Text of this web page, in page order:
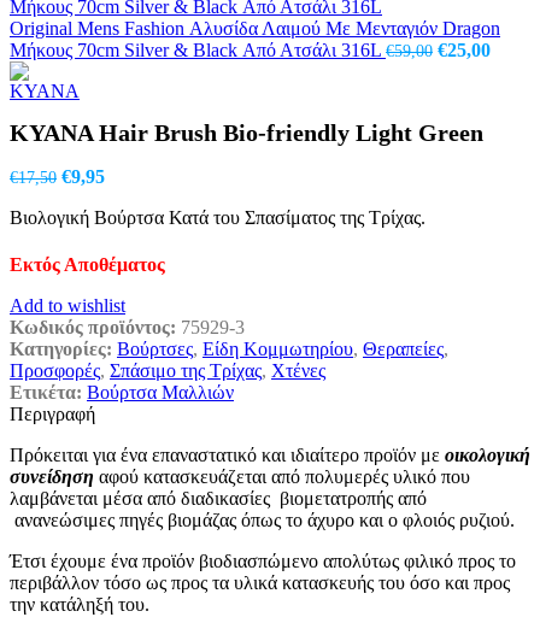
€55,60.είναι:
€36,50.
Original Mens Fashion Αλυσίδα Λαιμού Με Μενταγιόν Dragon
Μήκους 70cm Silver & Black Από Ατσάλι 316L €59,00 Original
€25,00Η
KYANA Hair Brush Bio-friendly Light Green
€17,50 Original
was:
€9,95Η
τιμή
€9,95.
Βιολογική Βούρτσα Κατά του Σπασίματος της Τρίχας.
Εκτός Αποθέματος
Add to wishlist
Κωδικός προϊόντος: 75929-3
Κατηγορίες: Βούρτσες, Είδη Κομμωτηρίου, Θεραπείες,
Προσφορές, Σπάσιμο της Τρίχας, Χτένες
Ετικέτα: Βούρτσα Μαλλιών
Περιγραφή
Πρόκειται για ένα επαναστατικό και ιδιαίτερο προϊόν με οικολογική
συνείδηση αφού κατασκευάζεται από πολυμερές υλικό που
λαμβάνεται μέσα από διαδικασίες βιομετατροπής από
ανανεώσιμες πηγές βιομάζας όπως το άχυρο και ο φλοιός ρυζιού.
Έτσι έχουμε ένα προϊόν βιοδιασπώμενο απολύτως φιλικό προς το
περιβάλλον τόσο ως προς τα υλικά κατασκευής του όσο και προς
την κατάληξή του.